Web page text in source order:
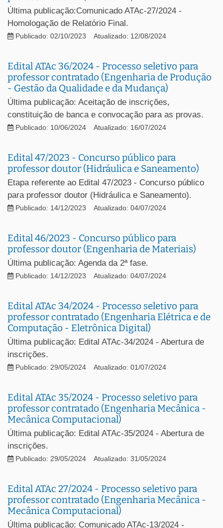
Última publicação:Comunicado ATAc-27/2024 -
Homologação de Relatório Final.
Publicado: 02/10/2023 Atualizado: 12/08/2024
Edital ATAc 36/2024 - Processo seletivo para
professor contratado (Engenharia de Produção
- Gestão da Qualidade e da Mudança)
Última publicação: Aceitação de inscrições,
constituição de banca e convocação para as provas.
Publicado: 10/06/2024 Atualizado: 16/07/2024
Edital 47/2023 - Concurso público para
professor doutor (Hidráulica e Saneamento)
Etapa referente ao Edital 47/2023 - Concurso público
para professor doutor (Hidráulica e Saneamento).
Publicado: 14/12/2023 Atualizado: 04/07/2024
Edital 46/2023 - Concurso público para
professor doutor (Engenharia de Materiais)
Última publicação: Agenda da 2ª fase.
Publicado: 14/12/2023 Atualizado: 04/07/2024
Edital ATAc 34/2024 - Processo seletivo para
professor contratado (Engenharia Elétrica e de
Computação - Eletrônica Digital)
Última publicação: Edital ATAc-34/2024 - Abertura de
inscrições.
Publicado: 29/05/2024 Atualizado: 01/07/2024
Edital ATAc 35/2024 - Processo seletivo para
professor contratado (Engenharia Mecânica -
Mecânica Computacional)
Última publicação: Edital ATAc-35/2024 - Abertura de
inscrições.
Publicado: 29/05/2024 Atualizado: 31/05/2024
Edital ATAc 27/2024 - Processo seletivo para
professor contratado (Engenharia Mecânica -
Mecânica Computacional)
Última publicação: Comunicado ATAc-13/2024 -